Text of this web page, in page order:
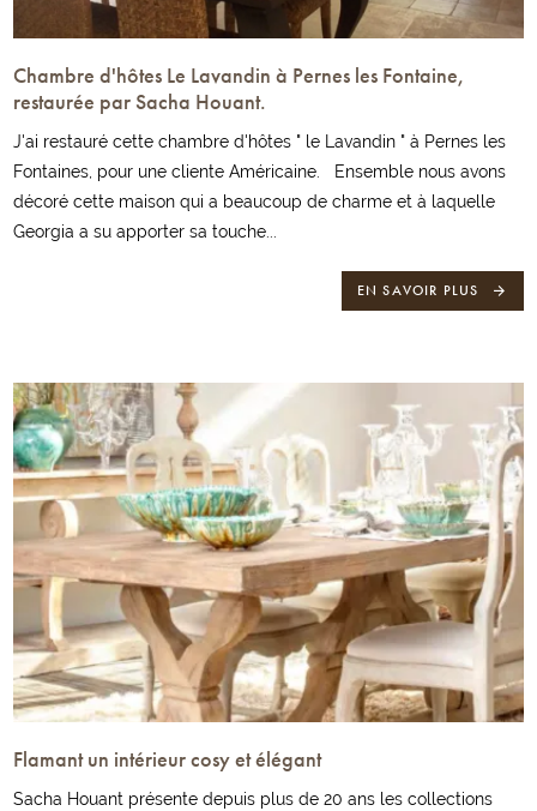
Chambre d'hôtes Le Lavandin à Pernes les Fontaine,
restaurée par Sacha Houant.
J'ai restauré cette chambre d'hôtes " le Lavandin " à Pernes les
Fontaines, pour une cliente Américaine. Ensemble nous avons
décoré cette maison qui a beaucoup de charme et à laquelle
Georgia a su apporter sa touche...
EN SAVOIR PLUS
Flamant un intérieur cosy et élégant
Sacha Houant présente depuis plus de 20 ans les collections